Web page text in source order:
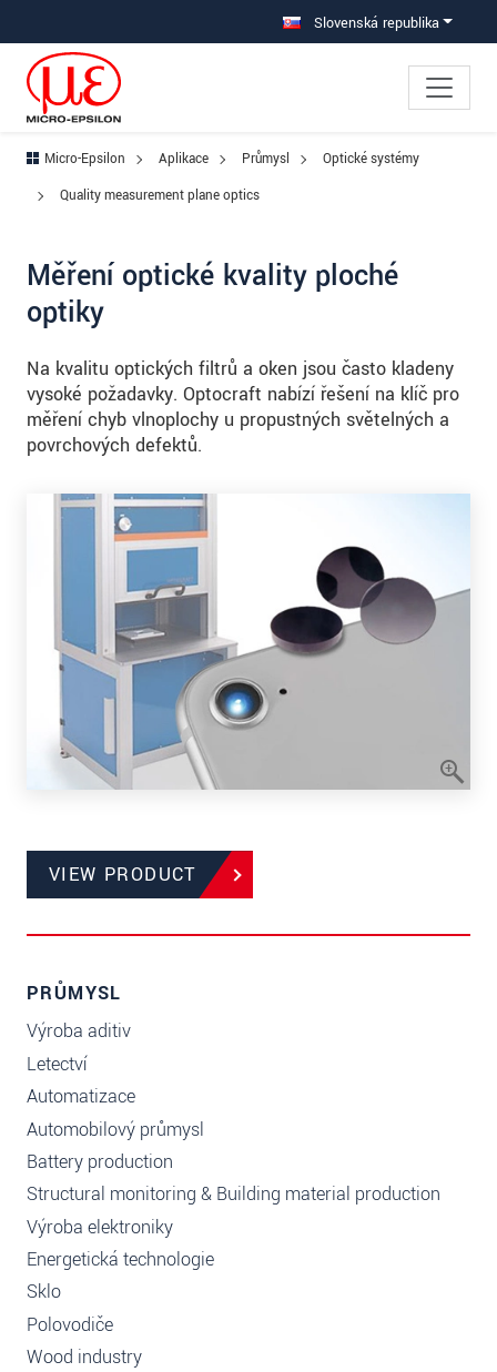
Prejdite priamo na hlavnú navigáciu Slovenská republika
Micro-Epsilon Aplikace Průmysl
Optické systémy
Quality measurement plane optics
Měření optické kvality ploché
optiky
Na kvalitu optických filtrů a oken jsou často kladeny
vysoké požadavky. Optocraft nabízí řešení na klíč pro
měření chyb vlnoplochy u propustných světelných a
povrchových defektů.
VIEW PRODUCT
PRŮMYSL
Výroba aditiv
Letectví
Automatizace
Automobilový průmysl
Battery production
Structural monitoring & Building material production
Výroba elektroniky
Energetická technologie
Sklo
Polovodiče
Wood industry